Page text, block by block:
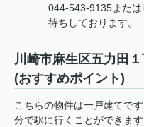
044-543-9135また
待ちしております。
川崎市麻生区五力田
(おすすめポイント)
こちらの物件は一戸建てで
分で駅に行くことができま